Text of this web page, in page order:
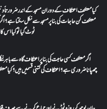
کیا معتکف اعتکاف کے دوران مسجد کے اندر
معتکف کن حاجات کی بنا پر مسجد سے نکل سکتا ہے؟
ٹوٹ گیا تو کیا
اگر معتکف کسی حاجت کی بنا پر اعتکاف گاہ سے
چھپانا ضروری ہے؟اعتکاف کی کتنی قسمیں ہیں؟کیا